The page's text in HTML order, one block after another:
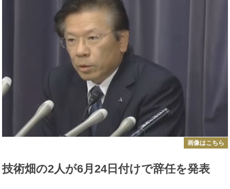
画像はこちら
技術畑の2人が6月24日付けで辞任を発表